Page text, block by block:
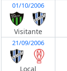
01/10/2006
Visitante
21/09/2006
Local